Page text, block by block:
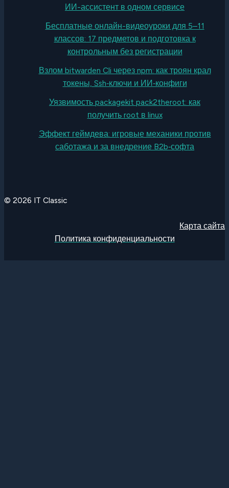
ИИ-ассистент в одном сервисе
Бесплатные онлайн-видеоуроки для 5–11
классов: 17 предметов и подготовка к
контрольным без регистрации
Взлом bitwarden Cli через npm: как троян крал
токены, Ssh‑ключи и ИИ‑конфиги
Уязвимость packagekit pack2theroot: как
получить root в linux
Эффект геймдева: игровые механики против
саботажа и за внедрение B2b‑софта
© 2026 IT Classic
Карта сайта
Политика конфиденциальности